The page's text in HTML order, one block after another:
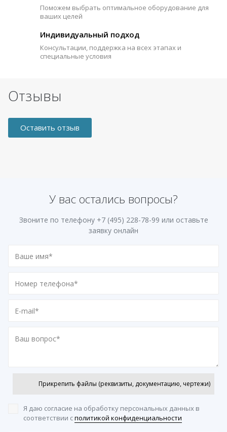
Поможем выбрать оптимальное оборудование для
ваших целей
Индивидуальный подход
Консультации, поддержка на всех этапах и
специальные условия
Отзывы
Оставить отзыв
У вас остались вопросы?
Звоните по телефону +7 (495) 228-78-99 или оставьте
заявку онлайн
Прикрепить файлы (реквизиты, документацию, чертежи)
Я даю согласие на обработку персональных данных в
соответствии сполитикой конфиденциальности